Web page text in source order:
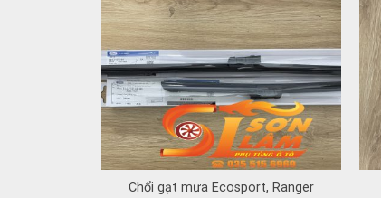
Chổi gạt mưa Ecosport, Ranger